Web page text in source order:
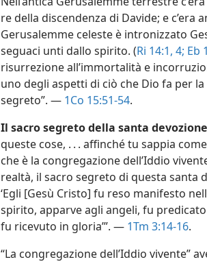
re della discendenza di Davide; e c’era
Gerusalemme celeste è intronizzato
seguaci unti dallo spirito. (Ri 14:1, 4; Eb
risurrezione all’immortalità e
uno degli aspetti di ciò che Dio fa per
segreto”. — 1Co 15:51-54.
Il sacro segreto della santa
queste cose, . . . affinché tu sappia
che è la congregazione dell’Iddio
realtà, il sacro segreto di questa santa
‘Egli [Gesù Cristo] fu reso manifesto
spirito, apparve agli angeli, fu
fu ricevuto in gloria’”. — 1Tm 3:14-16.
“La congregazione dell’Iddio vivente”